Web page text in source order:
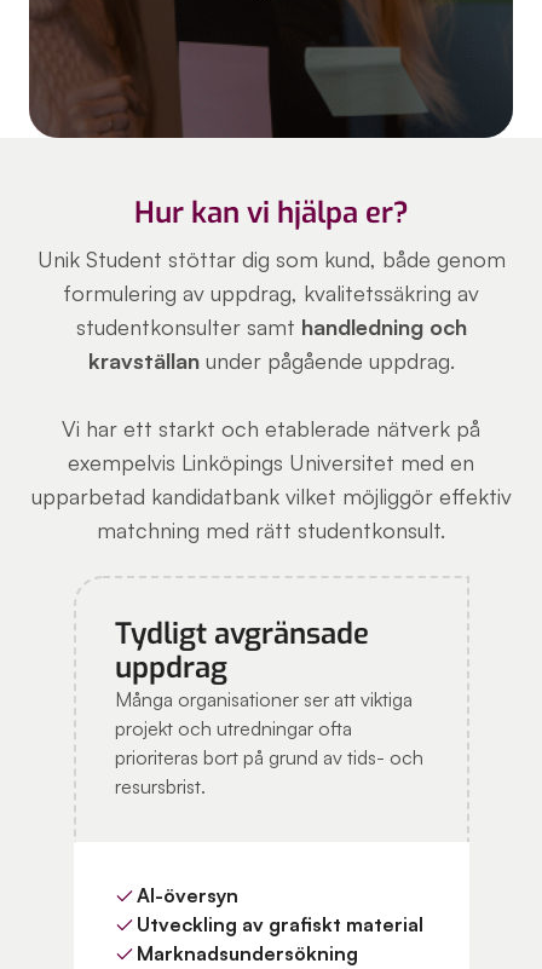
Hur kan vi hjälpa er?
Unik Student stöttar dig som kund, både genom
formulering av uppdrag, kvalitetssäkring av
studentkonsulter samt handledning och
kravställanunder pågående uppdrag.
Vi har ett starkt och etablerade nätverk på
exempelvis Linköpings Universitet med en
upparbetad kandidatbank vilket möjliggör effektiv
matchning med rätt studentkonsult.
Tydligt avgränsade
uppdrag
Många organisationer ser att viktiga
projekt och utredningar ofta
prioriteras bort på grund av tids- och
resursbrist.
AI-översyn
Utveckling av grafiskt material
Marknadsundersökning